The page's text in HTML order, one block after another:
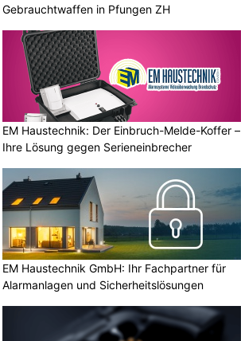
Gebrauchtwaffen in Pfungen ZH
EM Haustechnik: Der Einbruch-Melde-Koffer –
Ihre Lösung gegen Serieneinbrecher
EM Haustechnik GmbH: Ihr Fachpartner für
Alarmanlagen und Sicherheitslösungen